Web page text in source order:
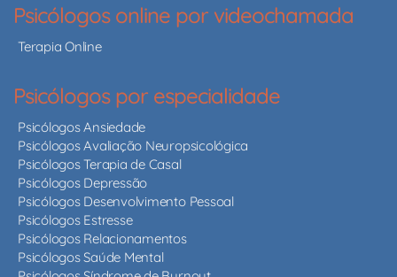
Psicólogos online por videochamada
Terapia Online
Psicólogos por especialidade
Psicólogos Ansiedade
Psicólogos Avaliação Neuropsicológica
Psicólogos Terapia de Casal
Psicólogos Depressão
Psicólogos Desenvolvimento Pessoal
Psicólogos Estresse
Psicólogos Relacionamentos
Psicólogos Saúde Mental